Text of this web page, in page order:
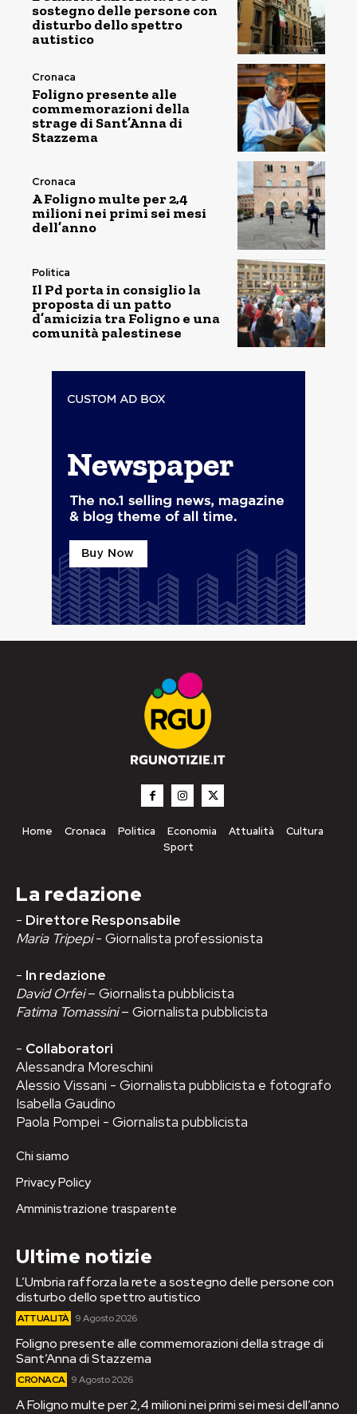
sostegno delle persone con
disturbo dello spettro
autistico
Cronaca
Foligno presente alle
commemorazioni della
strage di Sant’Anna di
Stazzema
Cronaca
A Foligno multe per 2,4
milioni nei primi sei mesi
dell’anno
Politica
Il Pd porta in consiglio la
proposta di un patto
d’amicizia tra Foligno e una
comunità palestinese
Home Cronaca Politica Economia Attualità
Cultura
Sport
La redazione
- Direttore Responsabile
Maria Tripepi- Giornalista professionista
- In redazione
David Orfei– Giornalista pubblicista
Fatima Tomassini– Giornalista pubblicista
- Collaboratori
Alessandra Moreschini
Alessio Vissani - Giornalista pubblicista e fotografo
Isabella Gaudino
Paola Pompei - Giornalista pubblicista
Chi siamo
Privacy Policy
Amministrazione trasparente
Ultime notizie
L’Umbria rafforza la rete a sostegno delle persone con
disturbo dello spettro autistico
ATTUALITÀ 9 Agosto 2026
Foligno presente alle commemorazioni della strage di
Sant’Anna di Stazzema
CRONACA 9 Agosto 2026
A Foligno multe per 2,4 milioni nei primi sei mesi dell’anno